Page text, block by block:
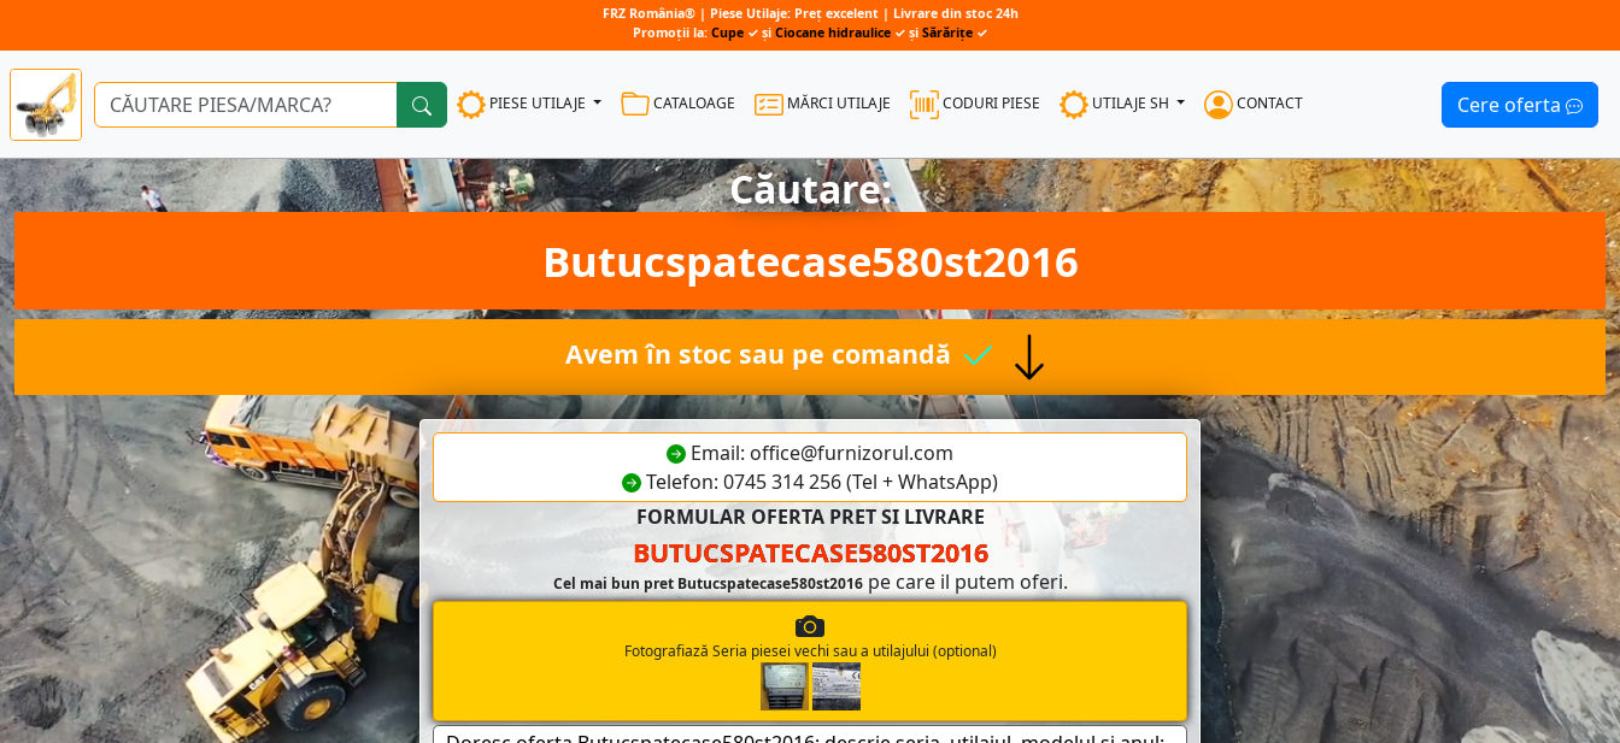
Căutare:
Butucspatecase580st2016
Avem în stoc sau pe comandă
Email: office@furnizorul.com
Telefon: 0745 314 256 (Tel + WhatsApp)
FORMULAR OFERTA PRET SI LIVRARE
BUTUCSPATECASE580ST2016
Cel mai bun pret Butucspatecase580st2016pe care il putem oferi.
Fotografiază Seria piesei vechi sau a utilajului (optional)
FRZ România® | Piese Utilaje: Preț excelent | Livrare din stoc 24h
Promoții la: Cupe ✓ și Ciocane hidraulice ✓ și Sărărițe ✓
PIESE UTILAJE CATALOAGE MĂRCI UTILAJE CODURI PIESE UTILAJE SH CONTACT Cere oferta